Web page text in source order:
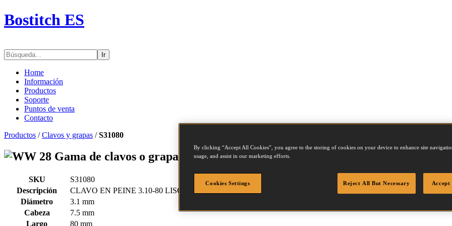
Bostitch ES
Ir
Home
Información
Productos
Soporte
Puntos de venta
Contacto
Productos /Clavos y grapas /S31080
Gama de clavos o grapas - S31080
SKU
S31080
Descripción
CLAVO EN PEINE 3.10-80 LISO 2M
Diámetro
3.1 mm
Cabeza
7.5 mm
Largo
80 mm
By clicking “Accept All Cookies”, you agree to the storing of cookies on your device to enhance site
usage, and assist in our marketing efforts.
Cookies Settings Reject All But Necessary Accept